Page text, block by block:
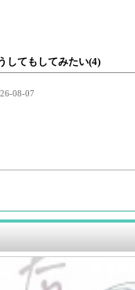
してもしてみたい(4)
08-07